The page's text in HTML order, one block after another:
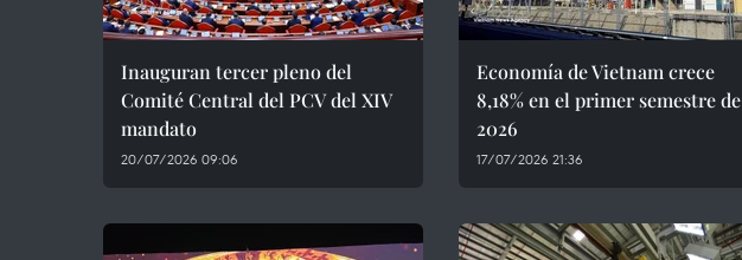
Inauguran tercer pleno del
Comité Central del PCV del XIV
mandato
20/07/2026 09:06
Economía de Vietnam crece
8,18% en el primer semestre de
2026
17/07/2026 21:36